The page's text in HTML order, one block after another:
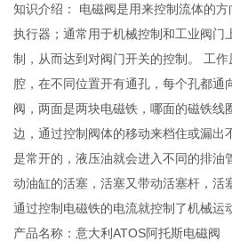
知识介绍： 电磁阀是用来控制流体的
执行器；通常用于机械控制和工业阀门
制，从而达到对阀门开关的控制。
腔，在不同位置开有通孔，每个孔都通
阀，两面是两块电磁铁，哪面的磁铁线
边，通过控制阀体的移动来档住或漏出
是常开的，液压油就会进入不同的排油
动油缸的活塞，活塞又带动活塞杆，活
通过控制电磁铁的电流就控制了机械运
产品名称：意大利ATOS阿托斯电磁阀